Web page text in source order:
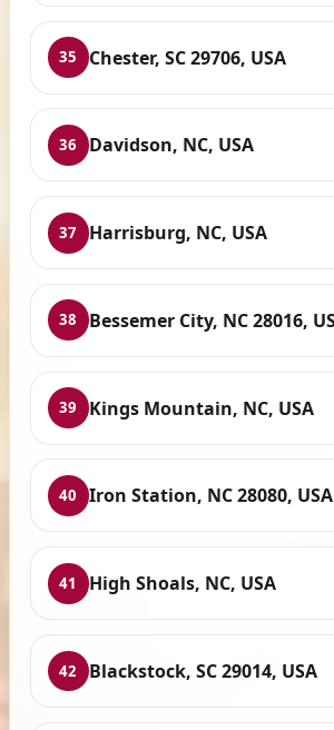
35 Chester, SC 29706, USA
36 Davidson, NC, USA
37 Harrisburg, NC, USA
38 Bessemer City, NC 28016,
39 Kings Mountain, NC, USA
40 Iron Station, NC 28080, USA
41 High Shoals, NC, USA
42 Blackstock, SC 29014, USA